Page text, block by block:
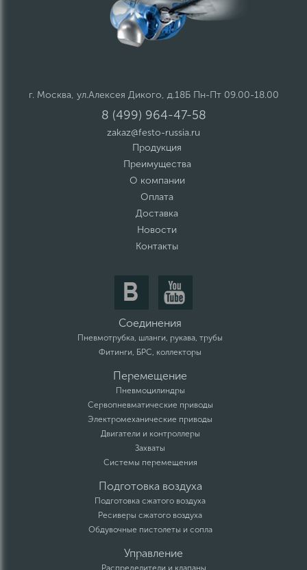
г. Москва, ул.Алексея Дикого, д.18Б Пн-Пт 09.00-18.00
8 (499) 964-47-58
zakaz@festo-russia.ru
Продукция
Преимущества
О компании
Оплата
Доставка
Новости
Контакты
Соединения
Пневмотрубка, шланги, рукава, трубы
Фитинги, БРС, коллекторы
Перемещение
Пневмоцилиндры
Сервопневматические приводы
Электромеханические приводы
Двигатели и контроллеры
Захваты
Системы перемещения
Подготовка воздуха
Подготовка сжатого воздуха
Ресиверы сжатого воздуха
Обдувочные пистолеты и сопла
Управление